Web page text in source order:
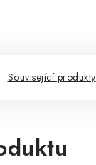
Související produkty